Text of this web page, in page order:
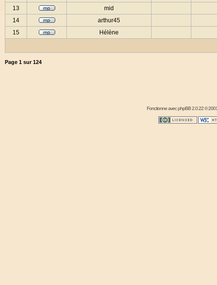
13
mid
14
arthur45
15
Hélène
Page 1 sur124
Fonctionne avecphpBB2.0.22 ©